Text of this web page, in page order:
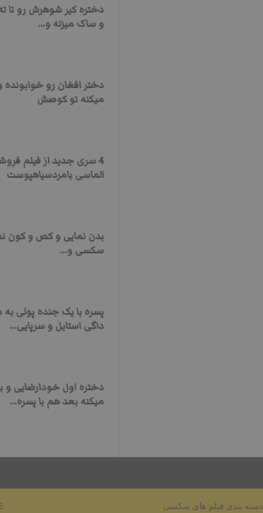
دختره کیر شوهرش رو تا
و ساک میزنه و...
دختر افغان رو خوابونده
میکنه تو کوصش
4 سری جدید از فیلم
الماسی بامردسیاهپوست
بدن نمایی و کص و کون
سکسی و...
پسره با یک جنده پولی
داگی استایل و سرپایی...
دختره اول خودارضایی و
میکنه بعد هم با پسره...
دسته بندی فیلم های سکسی